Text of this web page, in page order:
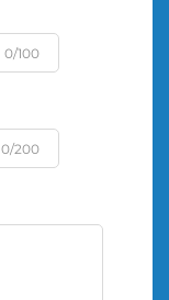
0/100
0/200